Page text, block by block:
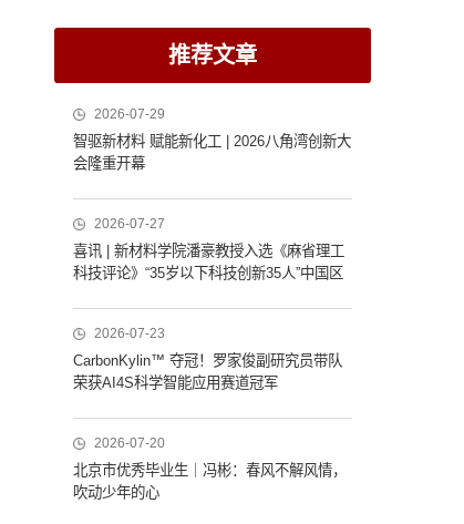
推荐文章
2026-07-29
智驱新材料 赋能新化工 | 2026八角湾创新大
会隆重开幕
2026-07-27
喜讯 | 新材料学院潘豪教授入选《麻省理工
科技评论》“35岁以下科技创新35人”中国区
2026-07-23
CarbonKylin™ 夺冠！罗家俊副研究员带队
荣获AI4S科学智能应用赛道冠军
2026-07-20
北京市优秀毕业生｜冯彬：春风不解风情，
吹动少年的心